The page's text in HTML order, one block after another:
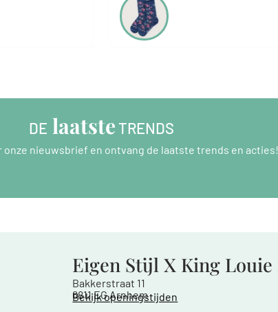
DE laatste TRENDS
onze nieuwsbrief en ontvang de laatste trends en acties!
Eigen Stijl X King Louie
Bakkerstraat 11
6811 EG Arnhem
Bekijk openingstijden